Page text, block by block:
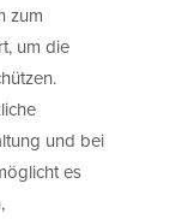
zum
um die
und bei
es